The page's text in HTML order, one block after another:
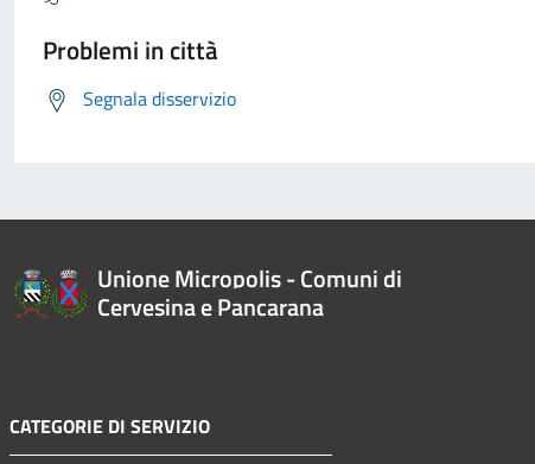
Problemi in città
Segnala disservizio
Unione Micropolis - Comuni di
Cervesina e Pancarana
CATEGORIE DI SERVIZIO